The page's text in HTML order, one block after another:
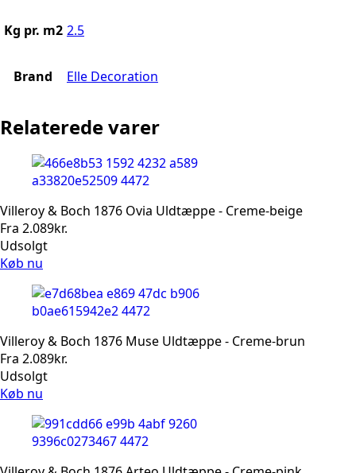
Kg pr. m2 2.5
Brand Elle Decoration
Relaterede varer
Villeroy & Boch 1876 Ovia Uldtæppe - Creme-beige
Fra 2.089kr.
Udsolgt
Køb nu
Villeroy & Boch 1876 Muse Uldtæppe - Creme-brun
Fra 2.089kr.
Udsolgt
Køb nu